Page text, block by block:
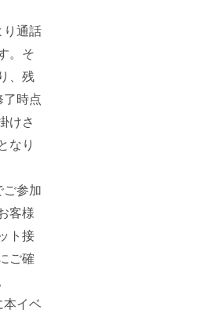
り通話
。そ
、残
了時点
けさ
なり
参加
客様
ト接
ご確
イベ